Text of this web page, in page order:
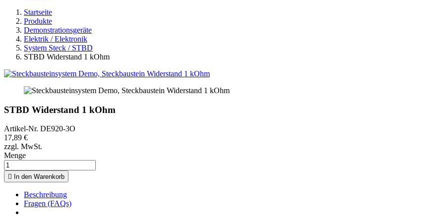
Startseite
Produkte
Demonstrationsgeräte
Elektrik / Elektronik
System Steck / STBD
STBD Widerstand 1 kOhm
STBD Widerstand 1 kOhm
Artikel-Nr. DE920-3O
17,89 €
zzgl. MwSt.
Menge
 In den Warenkorb
Beschreibung
Fragen (FAQs)